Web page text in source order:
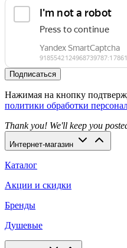
Подписаться
Нажимая на кнопку
политики обработки
Thank you! We'll keep you
Интернет-магазин
Каталог
Акции и скидки
Бренды
Душевые